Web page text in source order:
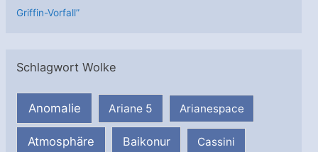
Griffin-Vorfall”
Schlagwort Wolke
Anomalie Ariane 5 Arianespace
Atmosphäre Baikonur Cassini